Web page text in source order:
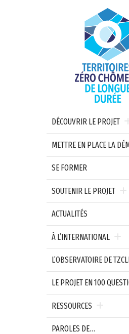
DÉCOUVRIR LE PROJET
METTRE EN PLACE LA
SE FORMER
SOUTENIR LE PROJET
ACTUALITÉS
À L’INTERNATIONAL
L’OBSERVATOIRE DE
LE PROJET EN 100
RESSOURCES
PAROLES DE…